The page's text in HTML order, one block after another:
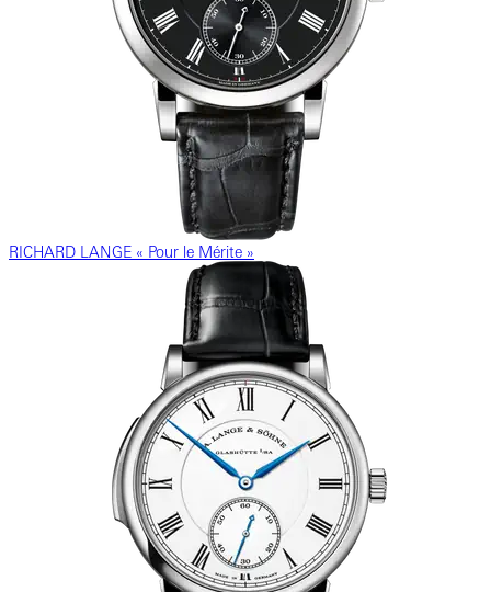
RICHARD LANGE « Pour le Mérite »